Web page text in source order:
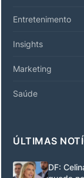
Entretenimento
Insights
Marketing
Saúde
ÚLTIMAS
DF: